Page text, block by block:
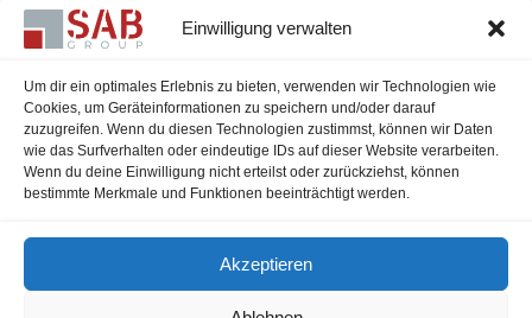
Einwilligung verwalten
Um dir ein optimales Erlebnis zu bieten, verwenden wir Technologien wie
Cookies, um Geräteinformationen zu speichern und/oder darauf
zuzugreifen. Wenn du diesen Technologien zustimmst, können wir Daten
wie das Surfverhalten oder eindeutige IDs auf dieser Website verarbeiten.
Wenn du deine Einwilligung nicht erteilst oder zurückziehst, können
bestimmte Merkmale und Funktionen beeinträchtigt werden.
Akzeptieren
Karriere
Impressum
Datenschutzerklärung
Cookie-Richtlinie (EU)